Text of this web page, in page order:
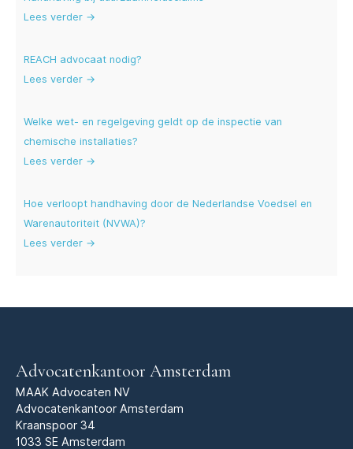
Lees verder →
REACH advocaat nodig?
Lees verder →
Welke wet- en regelgeving geldt op de inspectie van
chemische installaties?
Lees verder →
Hoe verloopt handhaving door de Nederlandse Voedsel en
Warenautoriteit (NVWA)?
Lees verder →
Advocatenkantoor Amsterdam
MAAK Advocaten NV
Advocatenkantoor Amsterdam
Kraanspoor 34
1033 SE Amsterdam